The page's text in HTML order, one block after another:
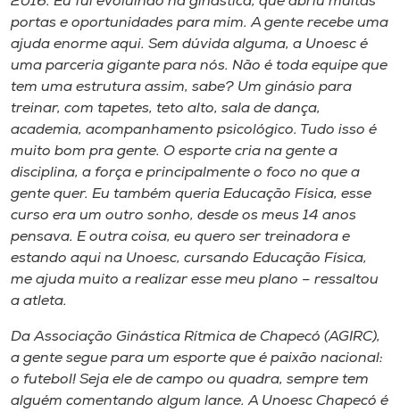
o idioma
A+
A-
portas e oportunidades para mim. A gente recebe uma
ajuda enorme aqui. Sem dúvida alguma, a Unoesc é
uma parceria gigante para nós. Não é toda equipe que
tem uma estrutura assim, sabe? Um ginásio para
treinar, com tapetes, teto alto, sala de dança,
academia, acompanhamento psicológico. Tudo isso é
muito bom pra gente. O esporte cria na gente a
disciplina, a força e principalmente o foco no que a
gente quer. Eu também queria Educação Física, esse
curso era um outro sonho, desde os meus 14 anos
pensava. E outra coisa, eu quero ser treinadora e
estando aqui na Unoesc, cursando Educação Física,
me ajuda muito a realizar esse meu plano – ressaltou
a atleta.
Da Associação Ginástica Rítmica de Chapecó (AGIRC),
a gente segue para um esporte que é paixão nacional:
o futebol! Seja ele de campo ou quadra, sempre tem
alguém comentando algum lance. A Unoesc Chapecó é